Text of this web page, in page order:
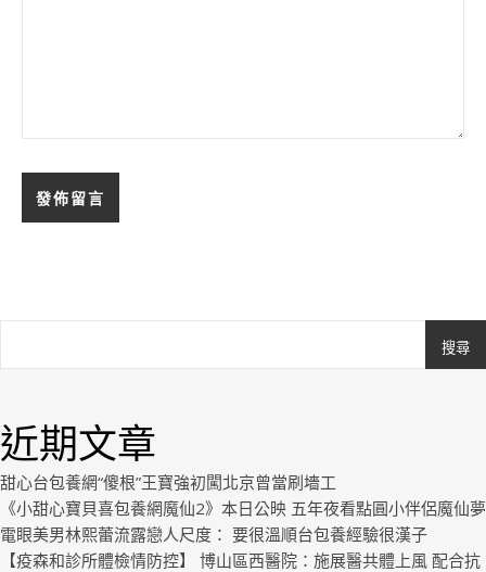
搜尋
近期文章
甜心台包養網“傻根”王寶強初闖北京曾當刷墻工
《小甜心寶貝喜包養網魔仙2》本日公映 五年夜看點圓小伴侶魔仙夢
電眼美男林熙蕾流露戀人尺度： 要很溫順台包養經驗很漢子
【疫森和診所體檢情防控】 博山區西醫院：施展醫共體上風 配合抗
Royal.